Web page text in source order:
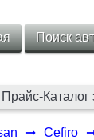
Поиск
Прайс-Каталог
➞ Cefiro